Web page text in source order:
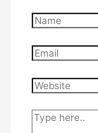
Name
Email
Website
Type
here..